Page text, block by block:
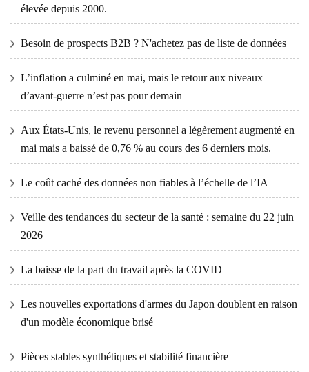
élevée depuis 2000.
Besoin de prospects B2B ? N'achetez pas de liste de données
L’inflation a culminé en mai, mais le retour aux niveaux
d’avant-guerre n’est pas pour demain
Aux États-Unis, le revenu personnel a légèrement augmenté en
mai mais a baissé de 0,76 % au cours des 6 derniers mois.
Le coût caché des données non fiables à l’échelle de l’IA
Veille des tendances du secteur de la santé : semaine du 22 juin
2026
La baisse de la part du travail après la COVID
Les nouvelles exportations d'armes du Japon doublent en raison
d'un modèle économique brisé
Pièces stables synthétiques et stabilité financière